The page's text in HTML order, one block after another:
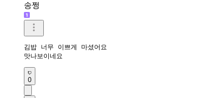
송쩡
김밥 너무 이쁘게 마셨어요
맛나보이네요
0